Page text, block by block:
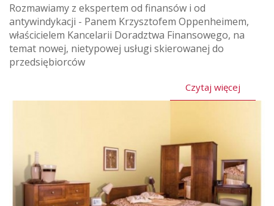
Rozmawiamy z ekspertem od finansów i od
antywindykacji - Panem Krzysztofem Oppenheimem,
właścicielem Kancelarii Doradztwa Finansowego, na
temat nowej, nietypowej usługi skierowanej do
przedsiębiorców
Czytaj więcej